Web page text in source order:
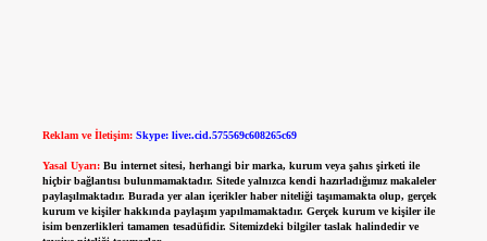
Reklam ve İletişim: Skype: live:.cid.575569c608265c69
Yasal Uyarı: Bu internet sitesi, herhangi bir marka, kurum veya şahıs şirketi ile
hiçbir bağlantısı bulunmamaktadır. Sitede yalnızca kendi hazırladığımız makaleler
paylaşılmaktadır. Burada yer alan içerikler haber niteliği taşımamakta olup, gerçek
kurum ve kişiler hakkında paylaşım yapılmamaktadır. Gerçek kurum ve kişiler ile
isim benzerlikleri tamamen tesadüfidir. Sitemizdeki bilgiler taslak halindedir ve